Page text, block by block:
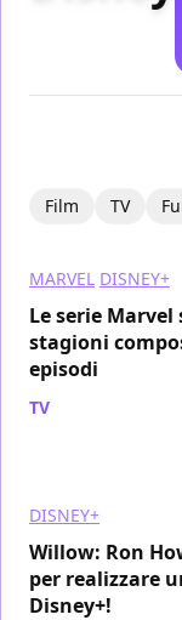
Film TV
MARVEL DISNEY+
Le serie Marvel
stagioni
episodi
TV
DISNEY+
Willow: Ron
per realizzare
Disney+!